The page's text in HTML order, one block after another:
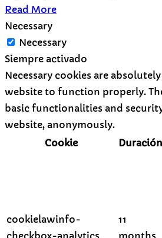
Read More
Necessary
Necessary
Siempre activado
Necessary cookies are
website to function properly.
basic functionalities and
website, anonymously.
Cookie
Duración
cookielawinfo-
11